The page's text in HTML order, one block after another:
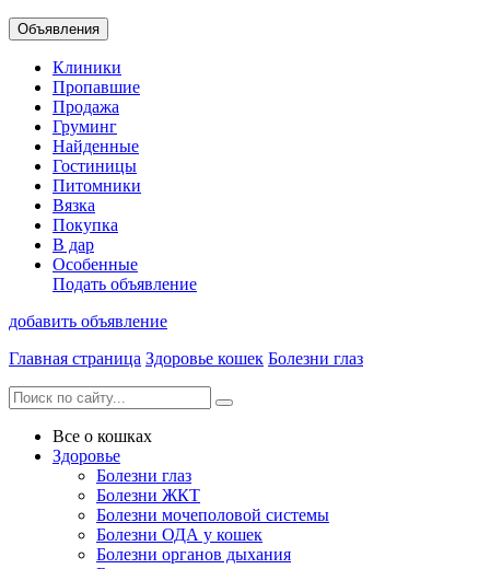
Объявления
Клиники
Пропавшие
Продажа
Груминг
Найденные
Гостиницы
Питомники
Вязка
Покупка
В дар
Особенные
Подать объявление
добавить объявление
Главная страница Здоровье кошек Болезни глаз
Все о кошках
Здоровье
Болезни глаз
Болезни ЖКТ
Болезни мочеполовой системы
Болезни ОДА у кошек
Болезни органов дыхания